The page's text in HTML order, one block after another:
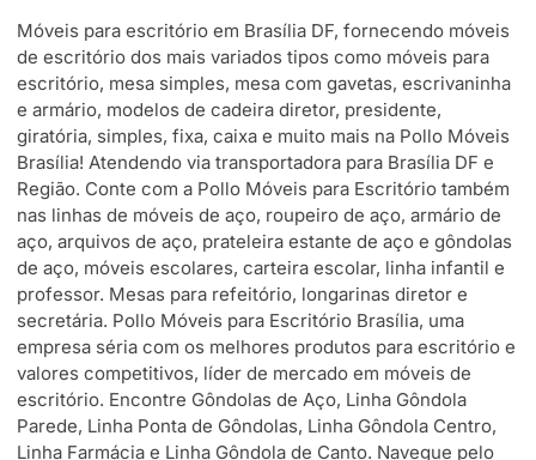
Móveis para escritório em Brasília DF, fornecendo móveis
de escritório dos mais variados tipos como móveis para
escritório, mesa simples, mesa com gavetas, escrivaninha
e armário, modelos de cadeira diretor, presidente,
giratória, simples, fixa, caixa e muito mais na Pollo Móveis
Brasília! Atendendo via transportadora para Brasília DF e
Região. Conte com a Pollo Móveis para Escritório também
nas linhas de móveis de aço, roupeiro de aço, armário de
aço, arquivos de aço, prateleira estante de aço e gôndolas
de aço, móveis escolares, carteira escolar, linha infantil e
professor. Mesas para refeitório, longarinas diretor e
secretária. Pollo Móveis para Escritório Brasília, uma
empresa séria com os melhores produtos para escritório e
valores competitivos, líder de mercado em móveis de
escritório. Encontre Gôndolas de Aço, Linha Gôndola
Parede, Linha Ponta de Gôndolas, Linha Gôndola Centro,
Linha Farmácia e Linha Gôndola de Canto. Navegue pelo